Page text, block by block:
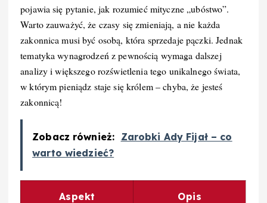
pojawia się pytanie, jak rozumieć mityczne „ubóstwo”.
Warto zauważyć, że czasy się zmieniają, a nie każda
zakonnica musi być osobą, która sprzedaje pączki. Jednak
tematyka wynagrodzeń z pewnością wymaga dalszej
analizy i większego rozświetlenia tego unikalnego świata,
w którym pieniądz staje się królem – chyba, że jesteś
zakonnicą!
Zobacz również: Zarobki Ady Fijał – co
warto wiedzieć?
Aspekt Opis